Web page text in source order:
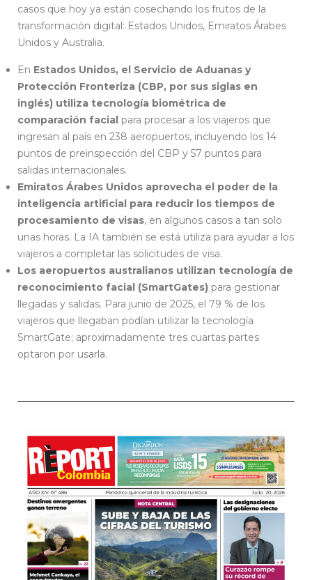
casos que hoy ya están cosechando los frutos de la
transformación digital: Estados Unidos, Emiratos Árabes
Unidos y Australia.
En Estados Unidos, el Servicio de Aduanas y
Protección Fronteriza (CBP, por sus siglas en
inglés) utiliza tecnología biométrica de
comparación facial para procesar a los viajeros que
ingresan al país en 238 aeropuertos, incluyendo los 14
puntos de preinspección del CBP y 57 puntos para
salidas internacionales.
Emiratos Árabes Unidos aprovecha el poder de la
inteligencia artificial para reducir los tiempos de
procesamiento de visas, en algunos casos a tan solo
unas horas. La IA también se está utiliza para ayudar a los
viajeros a completar las solicitudes de visa.
Los aeropuertos australianos utilizan tecnología de
reconocimiento facial (SmartGates) para gestionar
llegadas y salidas. Para junio de 2025, el 79 % de los
viajeros que llegaban podían utilizar la tecnología
SmartGate; aproximadamente tres cuartas partes
optaron por usarla.